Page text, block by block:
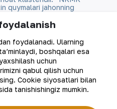
quymalari jahonning
Aloqalar
Sayt xaritasi
Foydalanish shartlari
foydalanadi. Ularning
boshqalari esa
uchun
qabul qilish uchun
Cookie siyosatlari bilan
tanishishingiz mumkin.